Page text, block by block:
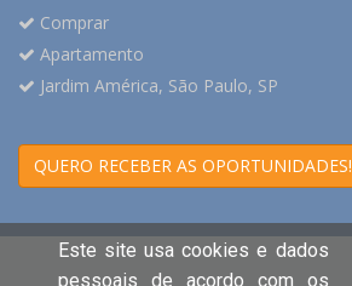
Comprar
Apartamento
Jardim América, São Paulo, SP
QUERO RECEBER AS OPORTUNIDADES!
Este site usa cookies e dados
pessoais de acordo com os